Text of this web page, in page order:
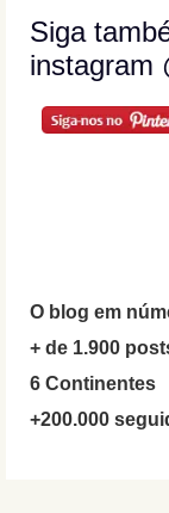
Siga
instagram
O blog em
+ de 1.900
6 Continentes
+200.000